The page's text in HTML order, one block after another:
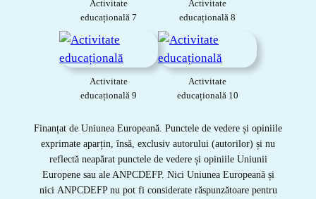
Activitate
educațională 7
Activitate
educațională 8
Activitate
educațională 9
Activitate
educațională 10
Finanțat de Uniunea Europeană. Punctele de vedere și opiniile
exprimate aparțin, însă, exclusiv autorului (autorilor) și nu
reflectă neapărat punctele de vedere și opiniile Uniunii
Europene sau ale ANPCDEFP. Nici Uniunea Europeană și
nici ANPCDEFP nu pot fi considerate răspunzătoare pentru